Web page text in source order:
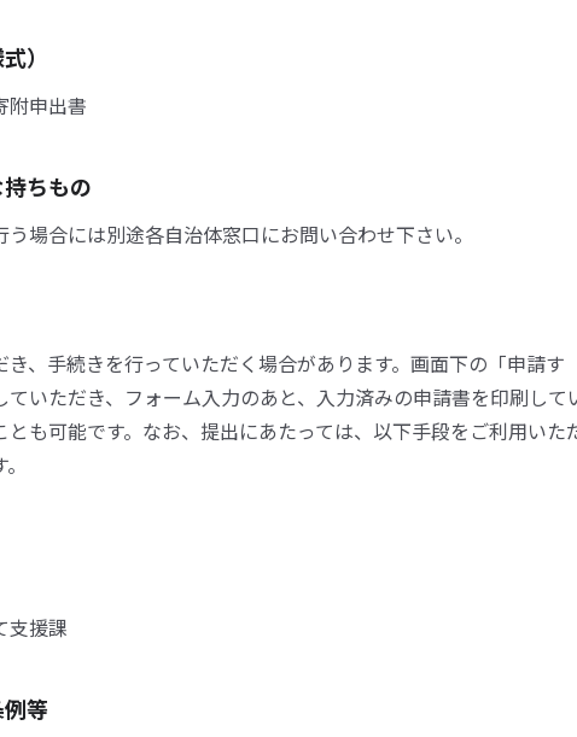
）
附申出書
ちもの
場合には別途各自治体窓口にお問い合わせ下さい。
、手続きを行っていただく場合があります。画面下の「申請す
ていただき、フォーム入力のあと、入力済みの申請書を印刷して
とも可能です。なお、提出にあたっては、以下手段をご利用いた
支援課
等